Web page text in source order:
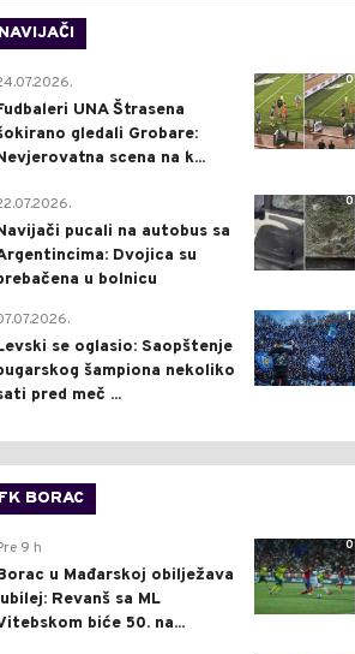
NAVIJAČI
0
UNA Štrasena
gledali Grobare:
scena na k...
0
pucali na autobus sa
Dvojica su
u bolnicu
1
se oglasio: Saopštenje
šampiona nekoliko
pred meč ...
FK BORAC
0
9 h
u Mađarskoj obilježava
Revanš sa ML
biće 50. na...